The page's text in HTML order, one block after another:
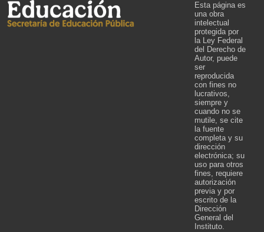
Esta página es
una obra
intelectual
protegida por
la Ley Federal
del Derecho de
Autor, puede
ser
reproducida
con fines no
lucrativos,
siempre y
cuando no se
mutile, se cite
la fuente
completa y su
dirección
electrónica; su
uso para otros
fines, requiere
autorización
previa y por
escrito de la
Dirección
General del
Instituto.